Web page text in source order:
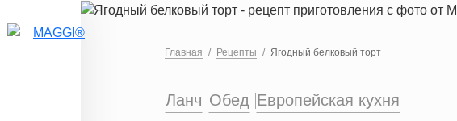
Перейти к основному содержанию
Главная Рецепты Ягодный белковый торт
Ланч Обед Европейская кухня